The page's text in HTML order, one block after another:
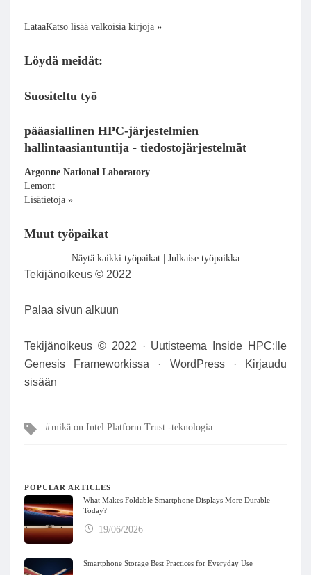
LataaKatso lisää valkoisia kirjoja »
Löydä meidät:
Suositeltu työ
pääasiallinen HPC-järjestelmien
hallintaasiantuntija - tiedostojärjestelmät
Argonne National Laboratory
Lemont
Lisätietoja »
Muut työpaikat
Näytä kaikki työpaikat | Julkaise työpaikka
Tekijänoikeus © 2022
Palaa sivun alkuun
Tekijänoikeus © 2022 · Uutisteema Inside HPC:lle
Genesis Frameworkissa · WordPress · Kirjaudu
sisään
Tagsmikä on Intel Platform Trust -teknologia
POPULAR ARTICLES
What Makes Foldable Smartphone Displays More Durable
Today?
19/06/2026
Smartphone Storage Best Practices for Everyday Use